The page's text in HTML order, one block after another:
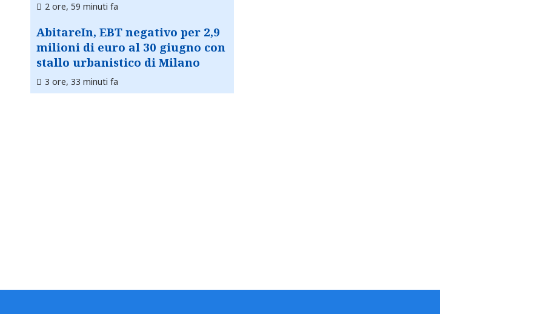
2 ore, 59 minuti fa
AbitareIn, EBT negativo per 2,9
milioni di euro al 30 giugno con
stallo urbanistico di Milano
3 ore, 33 minuti fa